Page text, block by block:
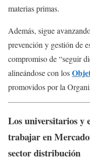
materias primas.
Además, sigue
prevención y gestión de
compromiso de “seguir
alineándose con los
promovidos por la
Los universitarios y
trabajar en
sector distribución